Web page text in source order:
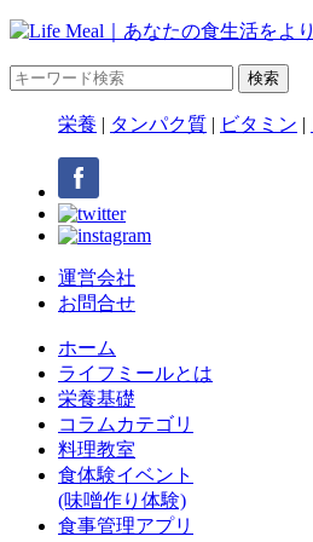
栄養 | タンパク質 | ビタミン |
運営会社
お問合せ
ホーム
ライフミールとは
栄養基礎
コラムカテゴリ
料理教室
食体験イベント
(味噌作り体験)
食事管理アプリ